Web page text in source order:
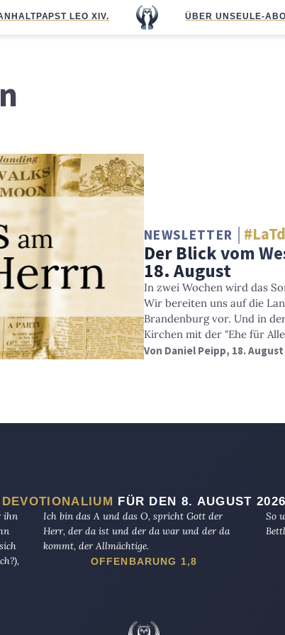
PAPST LEO XIV. ÜBER UNS EULE-ABO
NEWSLETTER
Der Blick vom
18. August
In zwei Wochen wird das
Wir bereiten uns auf die
Brandenburg vor. Und in
Kirchen mit der "Ehe für
Von Daniel Peipp, 18.
DEVOTIONALIUM FÜR DEN 8. AUGUST 2026
ihn
Ich bin das A und das O, spricht Gott der
Herr, der da ist und der da war und der da
kommt, der Allmächtige.
OFFENBARUNG 1,8
So